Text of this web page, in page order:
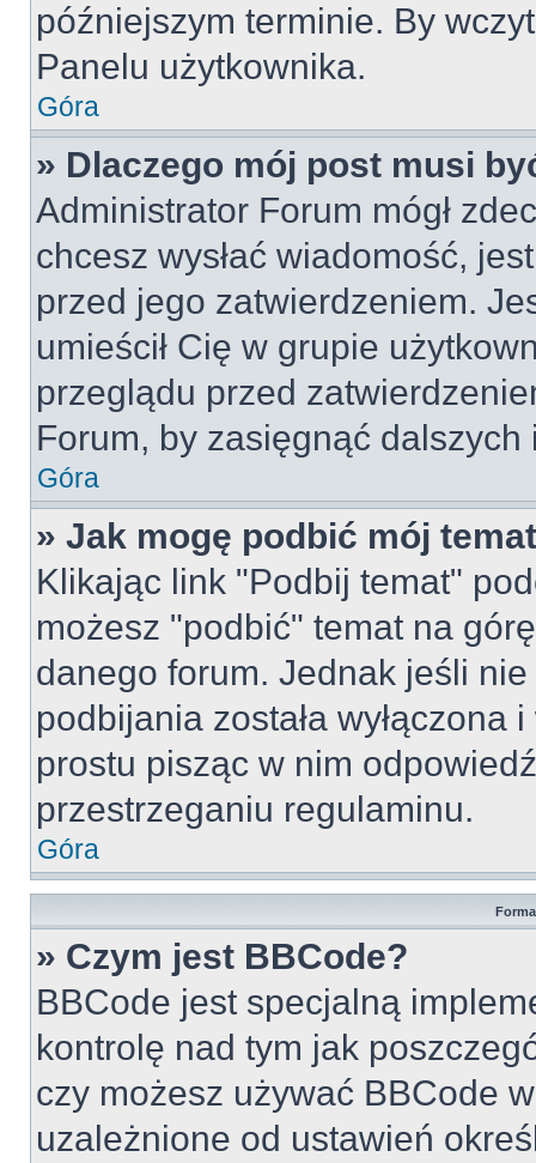
późniejszym terminie. By
Panelu użytkownika.
Góra
» Dlaczego mój post musi
Administrator Forum mógł
chcesz wysłać wiadomość,
przed jego zatwierdzeniem.
umieścił Cię w grupie
przeglądu przed
Forum, by zasięgnąć dalszych
Góra
» Jak mogę podbić mój
Klikając link "Podbij temat"
możesz "podbić" temat na
danego forum. Jednak jeśli
podbijania została
prostu pisząc w nim
przestrzeganiu regulaminu.
Góra
» Czym jest BBCode?
BBCode jest specjalną
kontrolę nad tym jak
czy możesz używać BBCode
uzależnione od ustawień